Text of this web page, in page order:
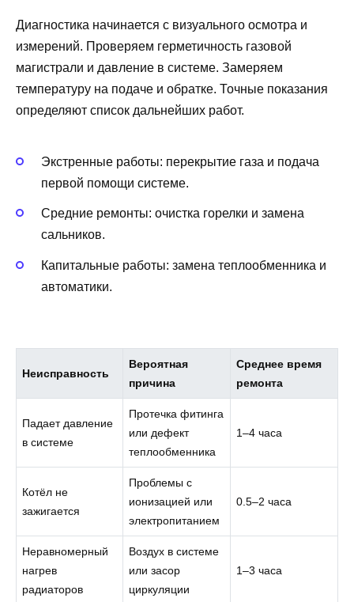
Диагностика начинается с визуального осмотра и
измерений. Проверяем герметичность газовой
магистрали и давление в системе. Замеряем
температуру на подаче и обратке. Точные показания
определяют список дальнейших работ.
Экстренные работы: перекрытие газа и подача
первой помощи системе.
Средние ремонты: очистка горелки и замена
сальников.
Капитальные работы: замена теплообменника и
автоматики.
Неисправность
Вероятная
причина
Среднее время
ремонта
Падает давление
в системе
Протечка фитинга
или дефект
теплообменника
1–4 часа
Котёл не
зажигается
Проблемы с
ионизацией или
электропитанием
0.5–2 часа
Неравномерный
нагрев
радиаторов
Воздух в системе
или засор
циркуляции
1–3 часа